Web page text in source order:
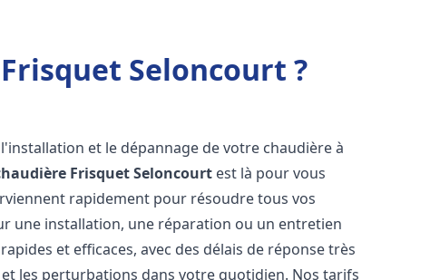
Seloncourt ?
et le dépannage de votre chaudière à
FrisquetSeloncourt est là pour vous
rapidement pour résoudre tous vos
une installation, une réparation ou un entretien
et efficaces, avec des délais de réponse très
les perturbations dans votre quotidien. Nos tarifs